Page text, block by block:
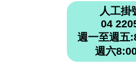
人工掛
04
週一至週五
週六